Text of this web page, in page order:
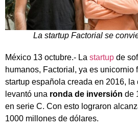
La startup Factorial se
México 13 octubre.- La startup de
humanos, Factorial, ya es unicornio
startup española creada en 2016, la
levantó una ronda de inversión de
en serie C. Con esto lograron
1000 millones de dólares.